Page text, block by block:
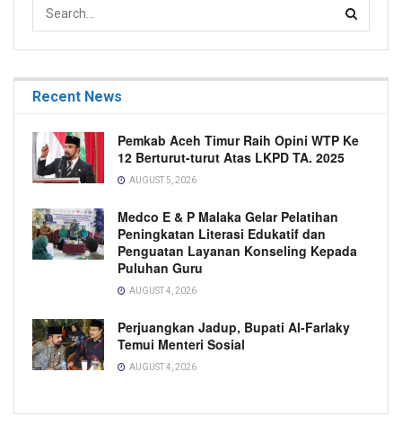
Recent News
Pemkab Aceh Timur Raih Opini WTP Ke
12 Berturut-turut Atas LKPD TA. 2025
AUGUST 5, 2026
Medco E & P Malaka Gelar Pelatihan
Peningkatan Literasi Edukatif dan
Penguatan Layanan Konseling Kepada
Puluhan Guru
AUGUST 4, 2026
Perjuangkan Jadup, Bupati Al-Farlaky
Temui Menteri Sosial
AUGUST 4, 2026